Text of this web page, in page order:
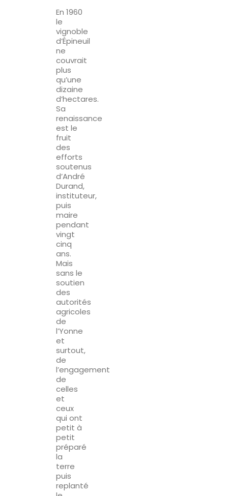
En 1960
le
vignoble
d’Épineuil
ne
couvrait
plus
qu’une
dizaine
d’hectares.
Sa
renaissance
est le
fruit
des
efforts
soutenus
d’André
Durand,
instituteur,
puis
maire
pendant
vingt
cinq
ans.
Mais
sans le
soutien
des
autorités
agricoles
de
l’Yonne
et
surtout,
de
l’engagement
de
celles
et
ceux
qui ont
petit à
petit
préparé
la
terre
puis
replanté